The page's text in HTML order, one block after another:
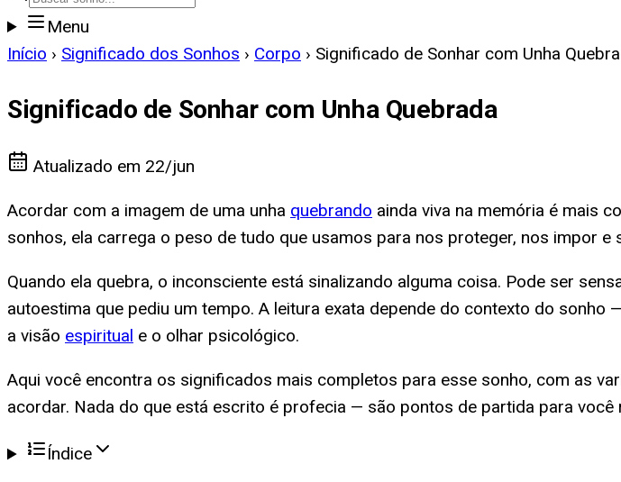
Menu
Início › Significado dos Sonhos › Corpo › Significado de Sonhar com Unha
Significado de Sonhar com Unha Quebrada
Atualizado em 22/jun
Acordar com a imagem de uma unha quebrando ainda viva na memória é mais
sonhos, ela carrega o peso de tudo que usamos para nos proteger, nos impor e
Quando ela quebra, o inconsciente está sinalizando alguma coisa. Pode ser
autoestima que pediu um tempo. A leitura exata depende do contexto do
a visão espiritual e o olhar psicológico.
Aqui você encontra os significados mais completos para esse sonho, com as
acordar. Nada do que está escrito é profecia — são pontos de partida para
Índice